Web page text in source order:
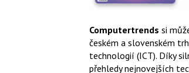
Computertrends si
českém a slovenském
technologií (ICT). Díky
přehledy nejnovejších